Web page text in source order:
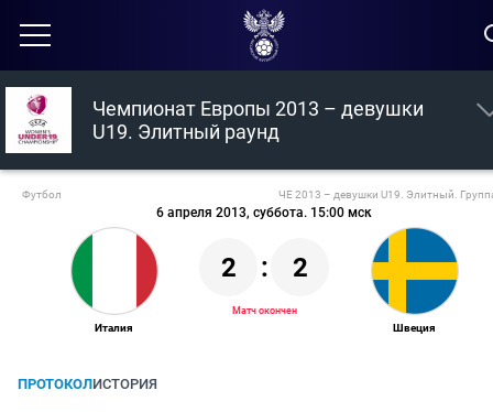
Чемпионат Европы 2013 – девушки
U19. Элитный раунд
Футбол
6 апреля 2013, суббота. 15:00 мск
ЧЕ 2013 – девушки U19. Элитный.
Италия
2 : 2
Матч окончен
Швеция
ПРОТОКОЛИСТОРИЯ